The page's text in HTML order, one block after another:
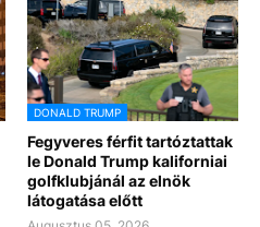
DONALD TRUMP
Fegyveres férfit tartóztattak
le Donald Trump kaliforniai
golfklubjánál az elnök
látogatása előtt